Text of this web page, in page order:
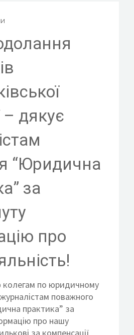
ДО ФОНДУ
– дякує
“Юридична
за
про
по юридичному
поважного
практика” за
про нашу
за компенсації